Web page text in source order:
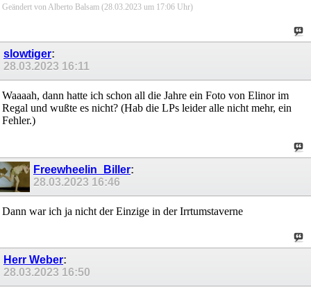
Geändert von Alberto Balsam (28.03.2023 um 17:06 Uhr)
slowtiger:
28.03.2023 16:11
Waaaah, dann hatte ich schon all die Jahre ein Foto von Elinor im
Regal und wußte es nicht? (Hab die LPs leider alle nicht mehr, ein
Fehler.)
Freewheelin_Biller:
28.03.2023 16:46
Dann war ich ja nicht der Einzige in der Irrtumstaverne
Herr Weber:
28.03.2023 16:50